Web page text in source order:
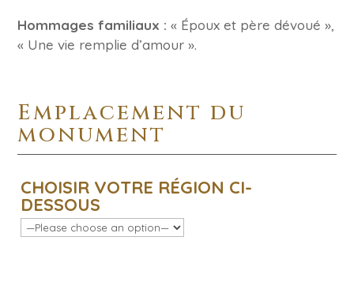
Hommages familiaux : « Époux et père dévoué »,
« Une vie remplie d’amour ».
Emplacement du
monument
CHOISIR VOTRE RÉGION CI-
DESSOUS